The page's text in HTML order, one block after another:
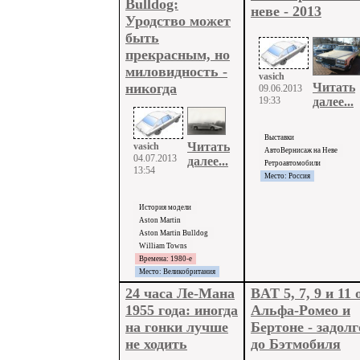
Bulldog:
Уродство может
быть
прекрасным, но
миловидность -
никогда
vasich
04.07.2013
13:54
Читать
далее...
История модели
Aston Martin
Aston Martin Bulldog
William Towns
Времена: 1980-е
Место: Великобритания
неве - 2013
vasich
09.06.2013
19:33
Читать
далее...
Выставки
АвтоВернисаж на Неве
Ретроавтомобили
Место: Россия
24 часа Ле-Мана
1955 года: иногда
на гонки лучше
не ходить
BAT 5, 7, 9 и 11
Альфа-Ромео и
Бертоне -
до Бэтмобиля